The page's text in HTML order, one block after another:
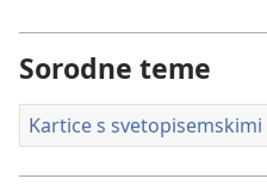
Sorodne teme
Kartice s